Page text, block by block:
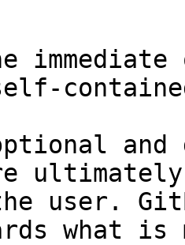
and
user.
what